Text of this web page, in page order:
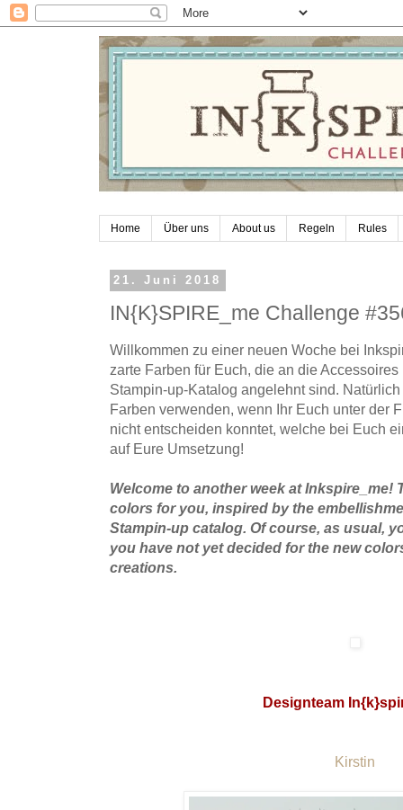
Home Über uns About us Regeln Rules
21. Juni 2018
IN{K}SPIRE_me Challenge
Willkommen zu einer neuen Woche bei
zarte Farben für Euch, die an die
Stampin-up-Katalog angelehnt sind.
Farben verwenden, wenn Ihr Euch unter der
nicht entscheiden konntet, welche bei Euch
auf Eure Umsetzung!
Welcome to another week at Inkspire_me!
colors for you, inspired by the
Stampin-up catalog. Of course, as usual,
you have not yet decided for the new
creations.
Designteam
Kirstin